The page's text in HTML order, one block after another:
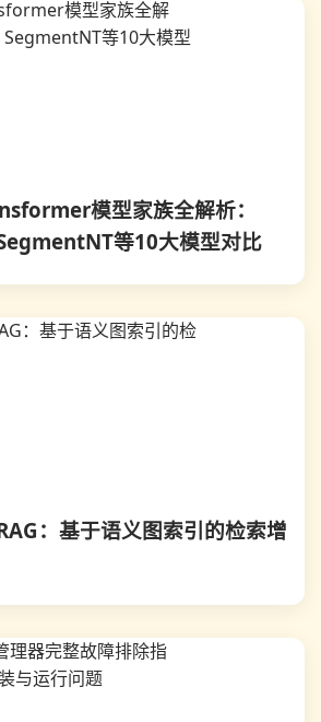
模型家族全解析：
等10大模型对比
：基于语义图索引的检索增